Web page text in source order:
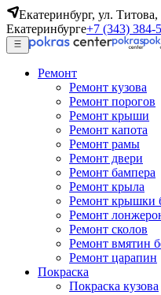
Екатеринбург, ул. Титова,
Екатеринбурге+7 (343) 384-
Ремонт
Ремонт кузова
Ремонт порогов
Ремонт крыши
Ремонт капота
Ремонт рамы
Ремонт двери
Ремонт бампера
Ремонт крыла
Ремонт крышки
Ремонт
Ремонт сколов
Ремонт вмятин
Ремонт царапин
Покраска
Покраска кузова